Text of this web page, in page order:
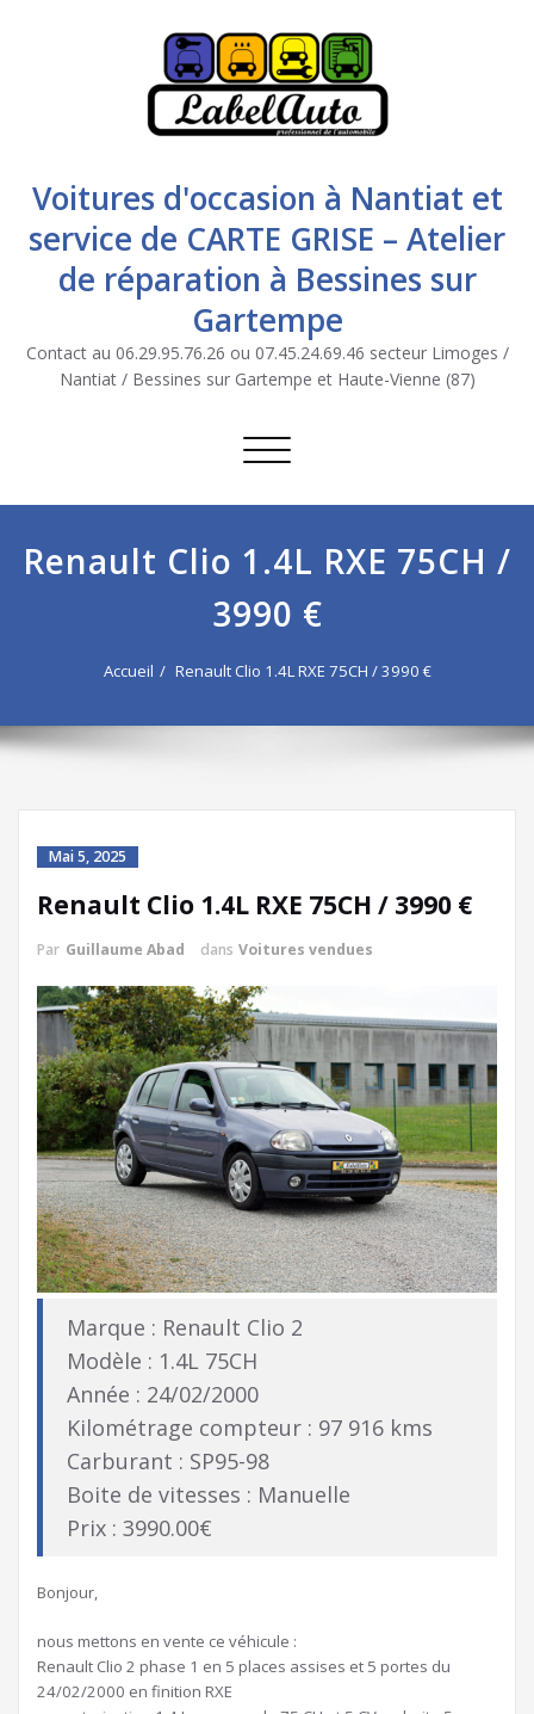
Voitures d'occasion à Nantiat et
service de CARTE GRISE – Atelier
de réparation à Bessines sur
Gartempe
Contact au 06.29.95.76.26 ou 07.45.24.69.46 secteur Limoges /
Nantiat / Bessines sur Gartempe et Haute-Vienne (87)
Afficher/masquer la navigation
Renault Clio 1.4L RXE 75CH /
3990 €
Accueil Renault Clio 1.4L RXE 75CH / 3990 €
Mai 5, 2025
Renault Clio 1.4L RXE 75CH / 3990 €
Par Guillaume Abad dans Voitures vendues
Marque : Renault Clio 2
Modèle : 1.4L 75CH
Année : 24/02/2000
Kilométrage compteur : 97 916 kms
Carburant : SP95-98
Boite de vitesses : Manuelle
Prix : 3990.00€
Bonjour,
nous mettons en vente ce véhicule :
Renault Clio 2 phase 1 en 5 places assises et 5 portes du
24/02/2000 en finition RXE